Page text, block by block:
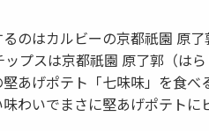
のはカルビーの京都祇園 原
ップスは京都祇園 原了郭（は
あげポテト「七味味」を食
わいでまさに堅あげポテト